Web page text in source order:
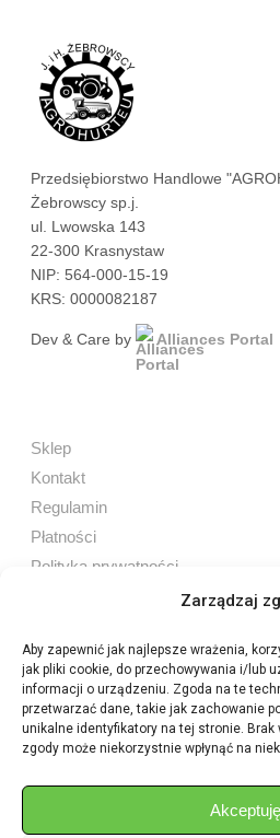
Zarządzaj
Aby zapewnić jak najlepsze wrażenia,
jak pliki cookie, do przechowywania i/lub
informacji o urządzeniu. Zgoda na te
przetwarzać dane, takie jak zachowanie
unikalne identyfikatory na tej stronie.
zgody może niekorzystnie wpłynąć na
Akceptuję
Przedsiębiorstwo Handlowe
Żebrowscy sp.j.
ul. Lwowska 143
22-300 Krasnystaw
NIP: 564-000-15-19
KRS: 0000082187
Dev & Care by Alliances Portal
Sklep
Kontakt
Regulamin
Płatności
Polityka prywatności
Sprzedaż internetowa
Tel:605 603 753
Sprzedaż detaliczna
aukcje.agrohurt@gmail.com